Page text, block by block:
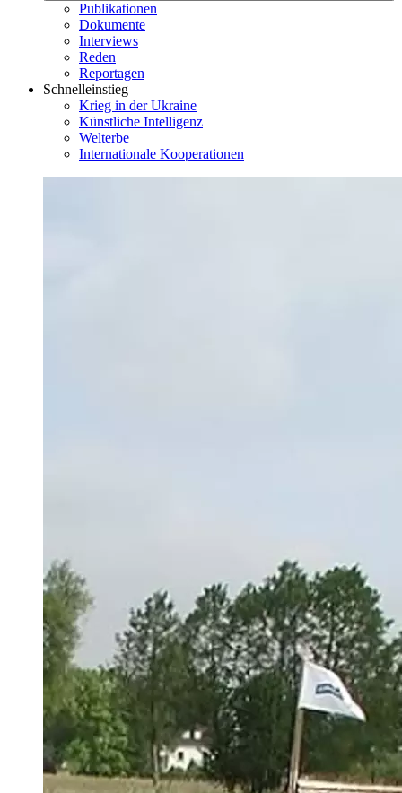
Publikationen
Dokumente
Interviews
Reden
Reportagen
Schnelleinstieg
Krieg in der Ukraine
Künstliche Intelligenz
Welterbe
Internationale Kooperationen